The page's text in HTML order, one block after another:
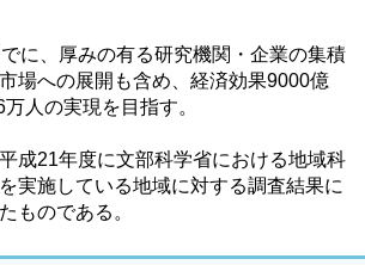
に、厚みの有る研究機関・企業の集積
場への展開も含め、経済効果9000億
人の実現を目指す。
成21年度に文部科学省における地域科
実施している地域に対する調査結果に
ものである。